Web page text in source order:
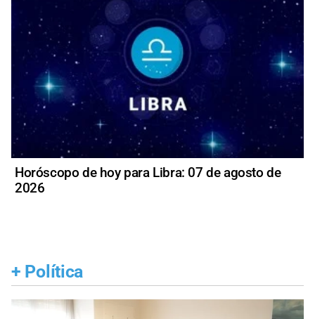
Horóscopo de hoy para Libra: 07 de agosto de
2026
+ Política